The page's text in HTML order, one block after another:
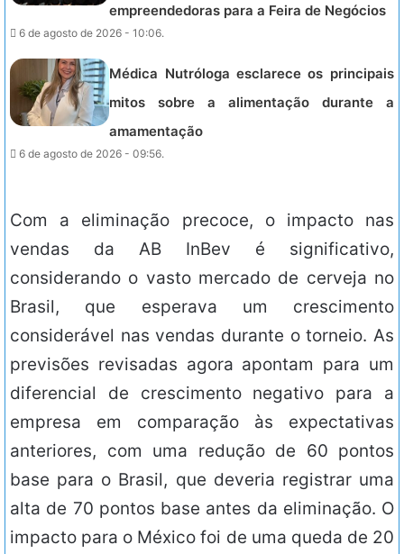
empreendedoras para a Feira de Negócios
6 de agosto de 2026 - 10:06.
Médica Nutróloga esclarece os principais
mitos sobre a alimentação durante a
amamentação
6 de agosto de 2026 - 09:56.
Com a eliminação precoce, o impacto nas
vendas da AB InBev é significativo,
considerando o vasto mercado de cerveja no
Brasil, que esperava um crescimento
considerável nas vendas durante o torneio. As
previsões revisadas agora apontam para um
diferencial de crescimento negativo para a
empresa em comparação às expectativas
anteriores, com uma redução de 60 pontos
base para o Brasil, que deveria registrar uma
alta de 70 pontos base antes da eliminação. O
impacto para o México foi de uma queda de 20